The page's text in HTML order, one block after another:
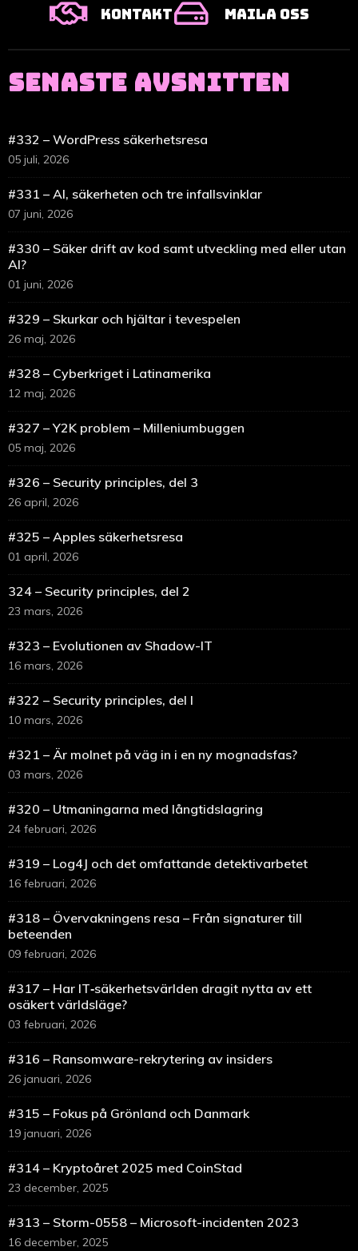
Kontakt Maila oss
SENASTE AVSNITTEN
#332 – WordPress säkerhetsresa
05 juli, 2026
#331 – AI, säkerheten och tre infallsvinklar
07 juni, 2026
#330 – Säker drift av kod samt utveckling med eller utan
AI?
01 juni, 2026
#329 – Skurkar och hjältar i tevespelen
26 maj, 2026
#328 – Cyberkriget i Latinamerika
12 maj, 2026
#327 – Y2K problem – Milleniumbuggen
05 maj, 2026
#326 – Security principles, del 3
26 april, 2026
#325 – Apples säkerhetsresa
01 april, 2026
324 – Security principles, del 2
23 mars, 2026
#323 – Evolutionen av Shadow-IT
16 mars, 2026
#322 – Security principles, del I
10 mars, 2026
#321 – Är molnet på väg in i en ny mognadsfas?
03 mars, 2026
#320 – Utmaningarna med långtidslagring
24 februari, 2026
#319 – Log4J och det omfattande detektivarbetet
16 februari, 2026
#318 – Övervakningens resa – Från signaturer till
beteenden
09 februari, 2026
#317 – Har IT‑säkerhetsvärlden dragit nytta av ett
osäkert världsläge?
03 februari, 2026
#316 – Ransomware-rekrytering av insiders
26 januari, 2026
#315 – Fokus på Grönland och Danmark
19 januari, 2026
#314 – Kryptoåret 2025 med CoinStad
23 december, 2025
#313 – Storm-0558 – Microsoft-incidenten 2023
16 december, 2025